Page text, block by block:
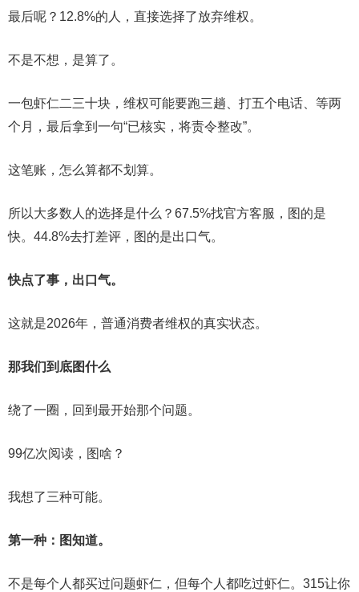
最后呢？12.8%的人，直接选择了放弃维权。
不是不想，是算了。
一包虾仁二三十块，维权可能要跑三趟、打五个电话、等两
个月，最后拿到一句“已核实，将责令整改”。
这笔账，怎么算都不划算。
所以大多数人的选择是什么？67.5%找官方客服，图的是
快。44.8%去打差评，图的是出口气。
快点了事，出口气。
这就是2026年，普通消费者维权的真实状态。
那我们到底图什么
绕了一圈，回到最开始那个问题。
99亿次阅读，图啥？
我想了三种可能。
第一种：图知道。
不是每个人都买过问题虾仁，但每个人都吃过虾仁。315让你